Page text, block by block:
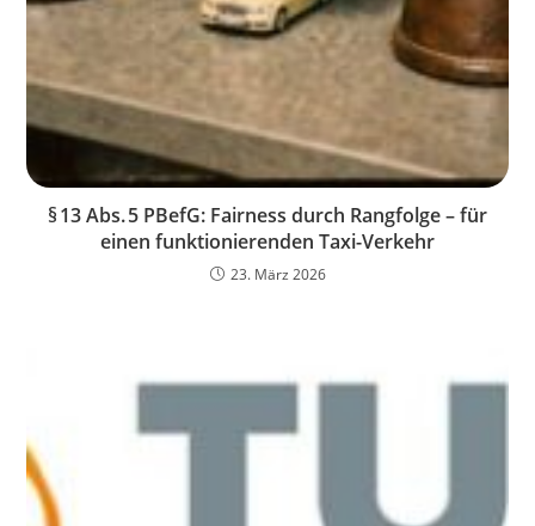
§ 13 Abs. 5 PBefG: Fairness durch Rangfolge – für
einen funktionierenden Taxi-Verkehr
23. März 2026